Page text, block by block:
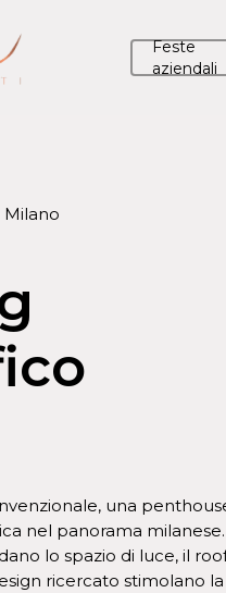
Feste
aziendali
una
nel panorama milanese.
lo spazio di luce, il
ricercato stimolano la